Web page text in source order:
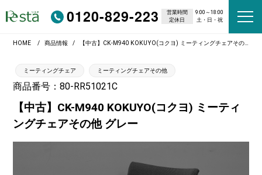
0120-829-223 営業時間
9:00～18:00
定休日
土・日・祝
HOME 商品情報 【中古】CK-M940 KOKUYO(コクヨ) ミーティングチェアその他 グレー
ミーティングチェア ミーティングチェアその他
商品番号：80-RR51021C
【中古】CK-M940 KOKUYO(コクヨ) ミーティ
ングチェアその他 グレー